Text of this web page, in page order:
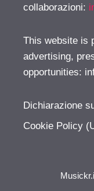
collaborazioni:
This website is
advertising,
opportunities:
Dichiarazione
Cookie Policy